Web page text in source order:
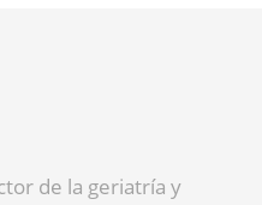
de la geriatría y